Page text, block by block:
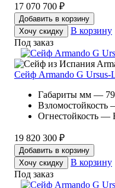
17 070 700 ₽
Добавить в корзину
Хочу скидку
В корзину
Под заказ
Сейф Armando G Ursus-
Габариты мм —
Взломостойкость
Огнестойкость —
19 820 300 ₽
Добавить в корзину
Хочу скидку
В корзину
Под заказ